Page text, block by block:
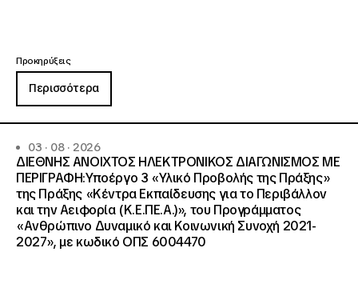
Προκηρύξεις
Περισσότερα
03 · 08 · 2026
ΔΙΕΘΝΗΣ ΑΝΟΙΧΤΟΣ ΗΛΕΚΤΡΟΝΙΚΟΣ ΔΙΑΓΩΝΙΣΜΟΣ ΜΕ
ΠΕΡΙΓΡΑΦΗ:Υποέργο 3 «Υλικό Προβολής της Πράξης»
της Πράξης «Κέντρα Εκπαίδευσης για το Περιβάλλον
και την Αειφορία (Κ.Ε.ΠΕ.Α.)», του Προγράμματος
«Ανθρώπινο Δυναμικό και Κοινωνική Συνοχή 2021-
2027», με κωδικό ΟΠΣ 6004470